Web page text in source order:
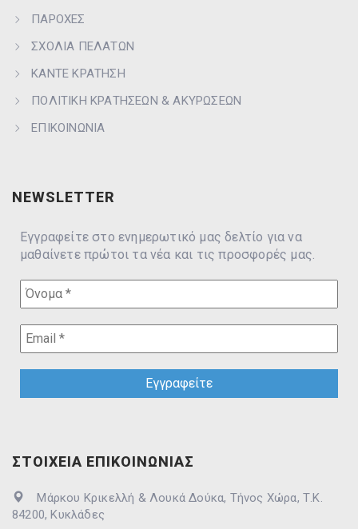
ΠΑΡΟΧΕΣ
ΣΧΟΛΙΑ ΠΕΛΑΤΩΝ
ΚΑΝΤΕ ΚΡΑΤΗΣΗ
ΠΟΛΙΤΙΚΗ ΚΡΑΤΗΣΕΩΝ & ΑΚΥΡΩΣΕΩΝ
ΕΠΙΚΟΙΝΩΝΙΑ
NEWSLETTER
Εγγραφείτε στο ενημερωτικό μας δελτίο για να
μαθαίνετε πρώτοι τα νέα και τις προσφορές μας.
ΣΤΟΙΧΕΙΑ ΕΠΙΚΟΙΝΩΝΙΑΣ
Μάρκου Κρικελλή & Λουκά Δούκα, Τήνος Χώρα, Τ.Κ.
84200, Κυκλάδες